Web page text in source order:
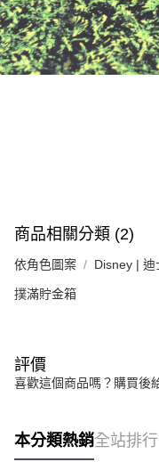
商品相關分類 (2)
依角色圖案 Disney | 迪
撲滿貯金箱
評價
喜歡這個商品嗎？購買後
本分類熱銷全站排行